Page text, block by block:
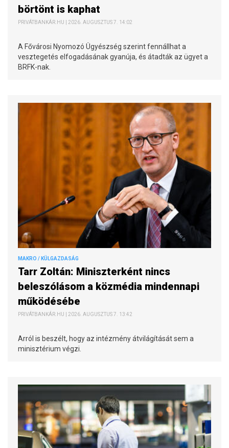
börtönt is kaphat
PRIVÁTBANKÁR.HU | 2026. AUGUSZTUS 7. 14:02
A Fővárosi Nyomozó Ügyészség szerint fennállhat a
vesztegetés elfogadásának gyanúja, és átadták az ügyet a
BRFK-nak.
MAKRO / KÜLGAZDASÁG
Tarr Zoltán: Miniszterként nincs
beleszólásom a közmédia mindennapi
működésébe
PRIVÁTBANKÁR.HU | 2026. AUGUSZTUS 7. 13:42
Arról is beszélt, hogy az intézmény átvilágítását sem a
minisztérium végzi.